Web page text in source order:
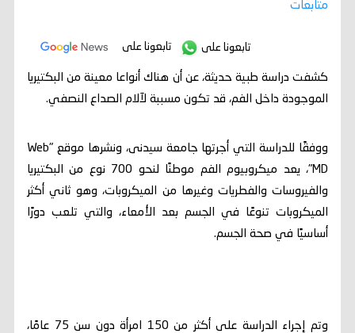
متابعات
تابعونا على تابعونا على
كشفت دراسة طبية حديثة، عن أن هناك أنواعا معينة من البكتيريا
الموجودة داخل الفم، قد تكون مسببة لآلام الصداع النصفي.
ووفقًا للدراسة التي أجرتها جامعة سيدنى، ونشرها موقع "Web
MD"، يعد ميكروبيوم الفم موطنًا لنحو 700 نوع من البكتيريا
والفيروسات والفطريات وغيرها من الميكروبات، وهو ثاني أكثر
الميكروبات تنوعًا في الجسم بعد الأمعاء، والتي تلعب دورًا
أساسيًا في صحة الجسم.
وتم إجراء الدراسة على أكثر من 150 امرأة دون سن 75 عامًا،